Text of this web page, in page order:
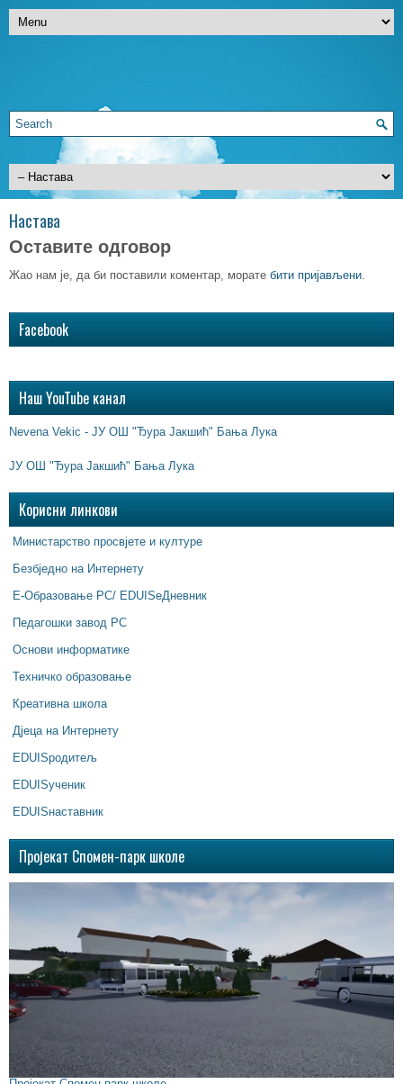
Настава
Оставите одговор
Жао нам је, да би поставили коментар, морате бити пријављени.
Facebook
Наш YouTube канал
Nevena Vekic - ЈУ ОШ "Ђура Јакшић" Бања Лука
ЈУ ОШ "Ђура Јакшић" Бања Лука
Корисни линкови
Министарство просвјете и културе
Безбједно на Интернету
Е-Образовање РС/ EDUISeДневник
Педагошки завод РС
Основи информатике
Техничко образовање
Креативна школа
Дјеца на Интернету
EDUISродитељ
EDUISученик
EDUISнаставник
Пројекат Спомен-парк школе